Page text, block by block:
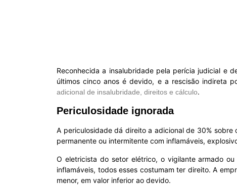
Reconhecida a insalubridade pela perícia judicial e
últimos cinco anos é devido, e a rescisão indireta
adicional de insalubridade, direitos e cálculo.
Periculosidade ignorada
A periculosidade dá direito a adicional de 30%
permanente ou intermitente com inflamáveis,
O eletricista do setor elétrico, o vigilante armado
inflamáveis, todos esses costumam ter direito. A
menor, em valor inferior ao devido.